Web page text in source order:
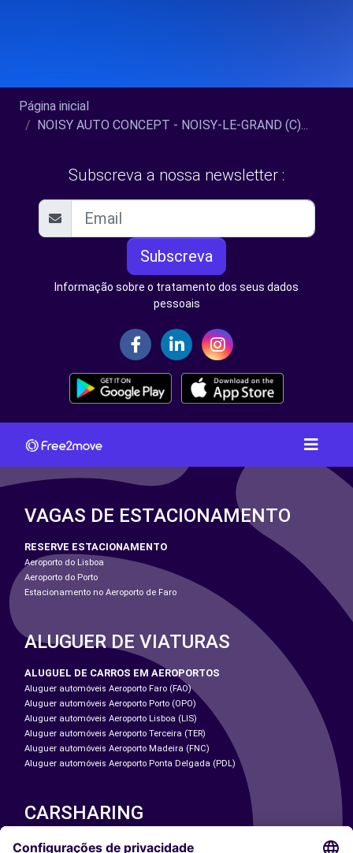
Página inicial
NOISY AUTO CONCEPT - NOISY-LE-GRAND (C)...
Subscreva a nossa newsletter :
Subscreva
Informação sobre o tratamento dos seus dados
pessoais
VAGAS DE ESTACIONAMENTO
RESERVE ESTACIONAMENTO
Aeroporto do Lisboa
Aeroporto do Porto
Estacionamento no Aeroporto de Faro
ALUGUER DE VIATURAS
ALUGUEL DE CARROS EM AEROPORTOS
Aluguer automóveis Aeroporto Faro (FAO)
Aluguer automóveis Aeroporto Porto (OPO)
Aluguer automóveis Aeroporto Lisboa (LIS)
Aluguer automóveis Aeroporto Terceira (TER)
Aluguer automóveis Aeroporto Madeira (FNC)
Aluguer automóveis Aeroporto Ponta Delgada (PDL)
CARSHARING
NOSSAS CIDADES